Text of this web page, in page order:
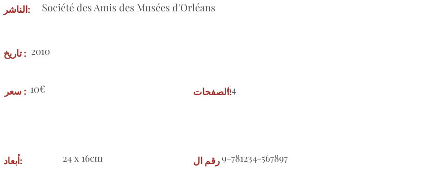
Société des Amis des Musées d'Orléans الناشر:
2010 تاريخ :
10€ سعر : 64الصفحات:
24 x 16cm أبعاد: 9-781234-567897رقم ال